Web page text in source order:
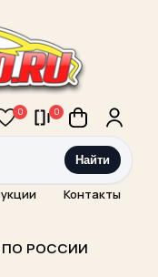
0 0
Найти
Контакты
ПО РОССИИ